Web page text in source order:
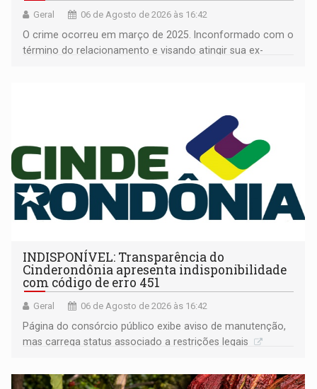
Geral 06 de Agosto de 2026 às 16:42
O crime ocorreu em março de 2025. Inconformado com o
término do relacionamento e visando atingir sua ex-
INDISPONÍVEL: Transparência do
Cinderondônia apresenta indisponibilidade
com código de erro 451
Geral 06 de Agosto de 2026 às 16:42
Página do consórcio público exibe aviso de manutenção,
mas carrega status associado a restrições legais